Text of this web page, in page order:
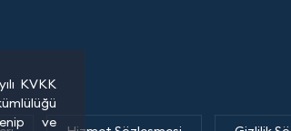
KVKK
ve